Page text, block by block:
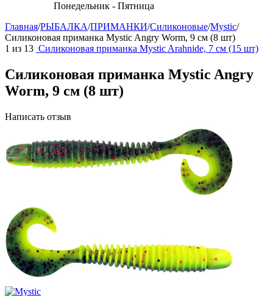
Понедельник - Пятница
Главная/РЫБАЛКА/ПРИМАНКИ/Силиконовые/Mystic/
Силиконовая приманка Mystic Angry Worm, 9 см (8 шт)
1 из 13 Силиконовая приманка Mystic Arahnide, 7 см (15 шт)
Силиконовая приманка Mystic Angry
Worm, 9 см (8 шт)
Написать отзыв